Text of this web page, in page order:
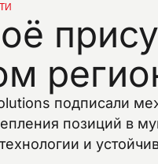
подписали
позиций в
и